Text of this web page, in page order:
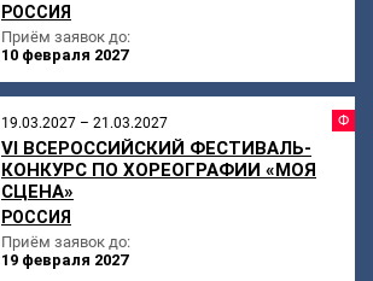
РОССИЯ
Приём заявок до:
10 февраля 2027
19.03.2027 – 21.03.2027
VI ВСЕРОССИЙСКИЙ ФЕСТИВАЛЬ-
КОНКУРС ПО ХОРЕОГРАФИИ «МОЯ
СЦЕНА»
РОССИЯ
Приём заявок до:
19 февраля 2027